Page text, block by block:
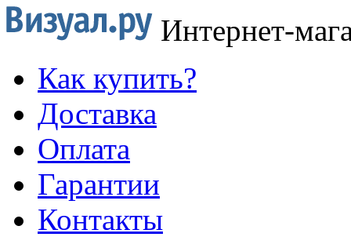
Интернет-
Как купить?
Доставка
Оплата
Гарантии
Контакты